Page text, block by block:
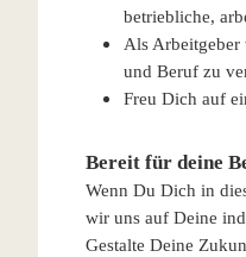
betriebliche,
Als Arbeitgeber
und Beruf zu
Freu Dich auf
Bereit für deine
Wenn Du Dich in
wir uns auf Deine
Gestalte Deine